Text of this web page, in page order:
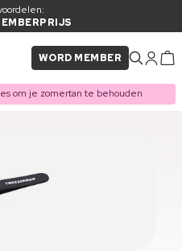
WORD MEMBER
om je zomertan te behouden